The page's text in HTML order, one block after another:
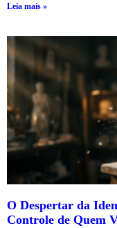
Leia mais »
O Despertar da
Controle de Quem